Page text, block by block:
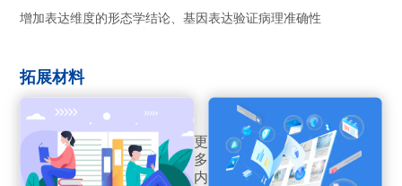
增加表达维度的形态学结论、基因表达验证病理准确性
拓展材料
更
多
内